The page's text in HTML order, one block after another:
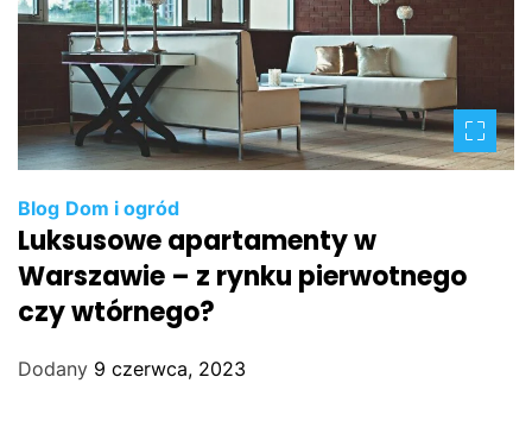
Blog Dom i ogród
Luksusowe apartamenty w
Warszawie – z rynku pierwotnego
czy wtórnego?
Dodany 9 czerwca, 2023